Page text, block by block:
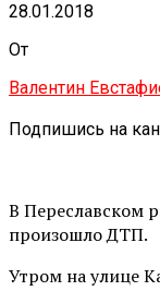
28.01.2018
От
Валентин
Подпишись на
В Переславском
произошло ДТП.
Утром на улице